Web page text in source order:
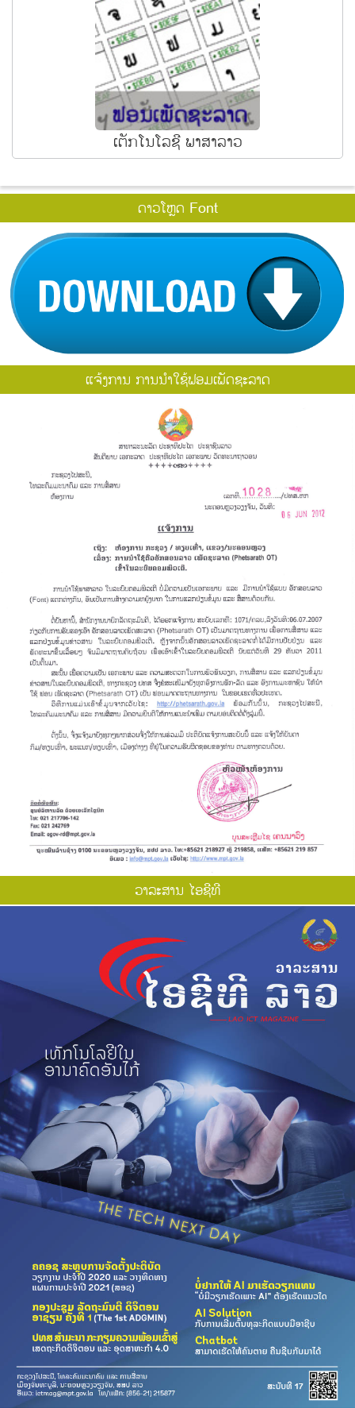
ເຕັກໂນໂລຊີ ພາສາລາວ
ດາວໂຫຼດ Font
ແຈ້ງການ ການນຳໃຊ້ຟອມເພັດຊະລາດ
ວາ​ລະ​ສານ ໄອ​ຊີ​ທີ